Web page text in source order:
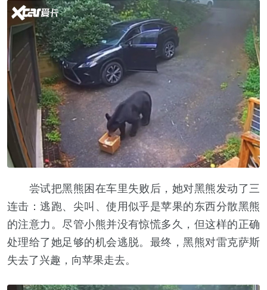
尝试把黑熊困在车里失败后，她对黑熊发动了三
连击：逃跑、尖叫、使用似乎是苹果的东西分散黑熊
的注意力。尽管小熊并没有惊慌多久，但这样的正确
处理给了她足够的机会逃脱。最终，黑熊对雷克萨斯
失去了兴趣，向苹果走去。